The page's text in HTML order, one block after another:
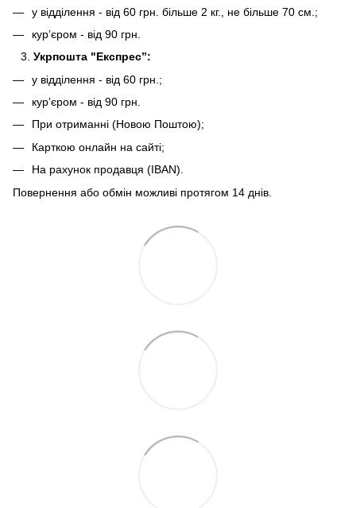
у відділення - від 60 грн. більше 2 кг., не більше 70 см.;
курʼєром - від 90 грн.
Укрпошта "Експрес”:
у відділення - від 60 грн.;
курʼєром - від 90 грн.
При отриманні (Новою Поштою);
Карткою онлайн на сайті;
На рахунок продавця (IBAN).
Повернення або обмін можливі протягом 14 днів.